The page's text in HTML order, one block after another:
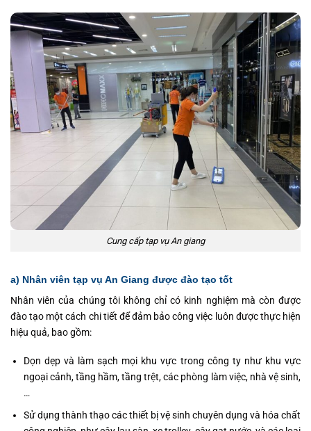
Cung cấp tạp vụ An giang
a) Nhân viên tạp vụ An Giang được đào tạo tốt
Nhân viên của chúng tôi không chỉ có kinh nghiệm mà còn được
đào tạo một cách chi tiết để đảm bảo công việc luôn được thực hiện
hiệu quả, bao gồm:
Dọn dẹp và làm sạch mọi khu vực trong công ty như khu vực
ngoại cảnh, tầng hầm, tầng trệt, các phòng làm việc, nhà vệ sinh,
…
Sử dụng thành thạo các thiết bị vệ sinh chuyên dụng và hóa chất